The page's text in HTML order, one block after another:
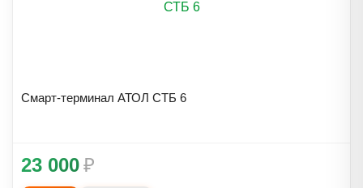
Смарт-терминал АТОЛ СТБ 6
23 000₽